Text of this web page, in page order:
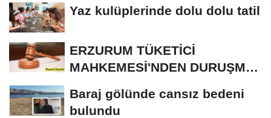
Yaz kulüplerinde dolu dolu tatil
ERZURUM TÜKETİCİ
MAHKEMESİ'NDEN DURUŞMA
Baraj gölünde cansız bedeni
bulundu